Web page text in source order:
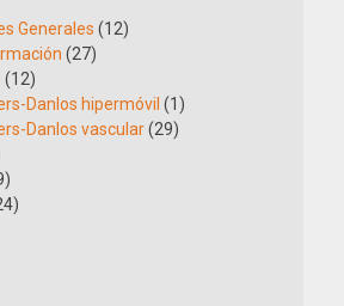
Generales (12)
(27)
(12)
Danlos hipermóvil (1)
Danlos vascular(29)